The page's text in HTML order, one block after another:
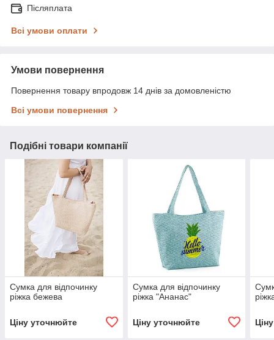
Післяплата
Всі умови оплати
Умови повернення
Повернення товару впродовж 14 днів за домовленістю
Всі умови повернення
Подібні товари компанії
Сумка для відпочинку
ріжка бежева
Ціну уточнюйте
Сумка для відпочинку
ріжка "Ананас"
Ціну уточнюйте